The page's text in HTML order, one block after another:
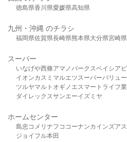
徳島県香川県愛媛県高知県
九州・沖縄 のチラシ
福岡県佐賀県長崎県熊本県大分県宮崎県
スーパー
いなげや西條アマノパークスベイシア
イオンカスミ マルエツスーパーバリュー
ツルヤマルト オギノ エスマート ライフ
ダイレックスサンエーイズミヤ
ホームセンター
島忠 コメリ ナフコ コーナンカインズア
ジョイフル本田